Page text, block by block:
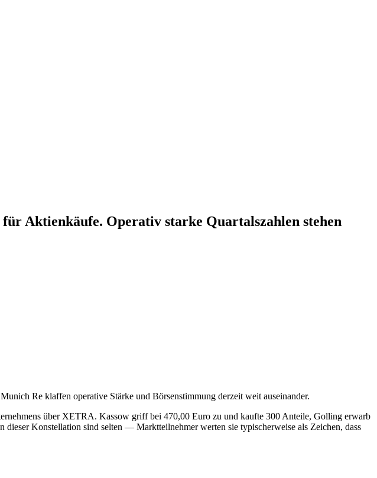
Aktienkäufe. Operativ starke Quartalszahlen stehen
Re klaffen operative Stärke und Börsenstimmung derzeit weit auseinander.
über XETRA. Kassow griff bei 470,00 Euro zu und kaufte 300 Anteile, Golling erwarb
Konstellation sind selten — Marktteilnehmer werten sie typischerweise als Zeichen, dass